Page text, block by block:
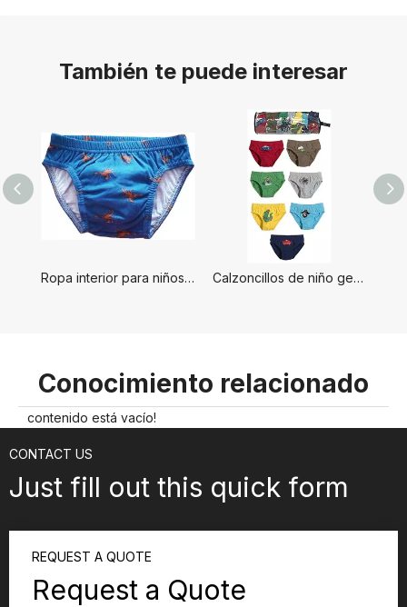
También te puede interesar
Ropa interior para niños de alta calidad. Calzoncillos de niño genial
Conocimiento relacionado
contenido está vacío!
CONTACT US
Just fill out this quick form
REQUEST A QUOTE
Request a Quote